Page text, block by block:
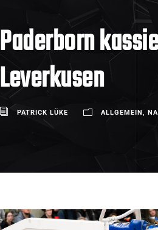
Paderborn
Leverkusen
PATRICK LÜKE ALLGEMEIN,